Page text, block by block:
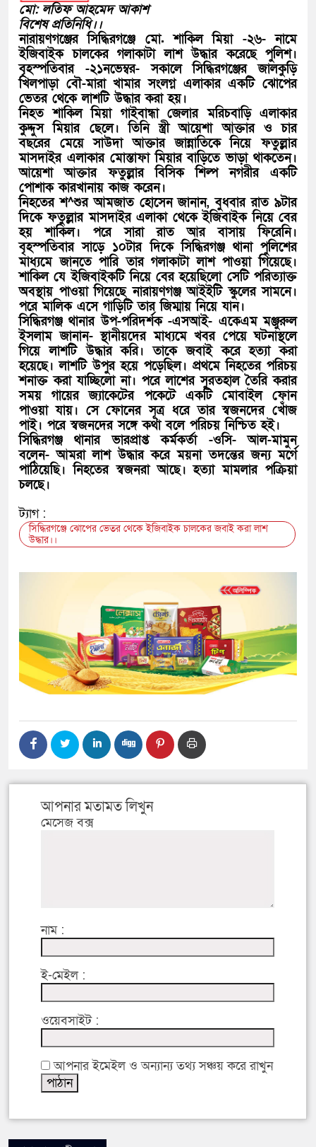
মো: লতিফ আহমেদ আকাশ
বিশেষ প্রতিনিধি।।
নারায়ণগঞ্জের সিদ্ধিরগঞ্জে মো. শাকিল মিয়া -২৬- নামে
ইজিবাইক চালকের গলাকাটা লাশ উদ্ধার করেছে পুলিশ।
বৃহস্পতিবার -২১নভেম্বর- সকালে সিদ্ধিরগঞ্জের জালকুড়ি
খিলপাড়া বৌ-মারা খামার সংলগ্ন এলাকার একটি ঝোপের
ভেতর থেকে লাশটি উদ্ধার করা হয়।
নিহত শাকিল মিয়া গাইবান্ধা জেলার মরিচবাড়ি এলাকার
কুদ্দুস মিয়ার ছেলে। তিনি স্ত্রী আয়েশা আক্তার ও চার
বছরের মেয়ে সাউদা আক্তার জান্নাতিকে নিয়ে ফতুল্লার
মাসদাইর এলাকার মোস্তাফা মিয়ার বাড়িতে ভাড়া থাকতেন।
আয়েশা আক্তার ফতুল্লার বিসিক শিল্প নগরীর একটি
পোশাক কারখানায় কাজ করেন।
নিহতের শ^শুর আমজাত হোসেন জানান, বুধবার রাত ৯টার
দিকে ফতুল্লার মাসদাইর এলাকা থেকে ইজিবাইক নিয়ে বের
হয় শাকিল। পরে সারা রাত আর বাসায় ফিরেনি।
বৃহস্পতিবার সাড়ে ১০টার দিকে সিদ্ধিরগঞ্জ থানা পুলিশের
মাধ্যমে জানতে পারি তার গলাকাটা লাশ পাওয়া গিয়েছে।
শাকিল যে ইজিবাইকটি নিয়ে বের হয়েছিলো সেটি পরিত্যাক্ত
অবস্থায় পাওয়া গিয়েছে নারায়ণগঞ্জ আইইটি স্কুলের সামনে।
পরে মালিক এসে গাড়িটি তার জিম্মায় নিয়ে যান।
সিদ্ধিরগঞ্জ থানার উপ-পরিদর্শক -এসআই- একেএম মঞ্জুরুল
ইসলাম জানান- স্থানীয়দের মাধ্যমে খবর পেয়ে ঘটনাস্থলে
গিয়ে লাশটি উদ্ধার করি। তাকে জবাই করে হত্যা করা
হয়েছে। লাশটি উপুর হয়ে পড়েছিল। প্রথমে নিহতের পরিচয়
শনাক্ত করা যাচ্ছিলো না। পরে লাশের সুরতহাল তৈরি করার
সময় গায়ের জ্যাকেটের পকেটে একটি মোবাইল ফোন
পাওয়া যায়। সে ফোনের সূত্র ধরে তার স্বজনদের খোঁজ
পাই। পরে স্বজনদের সঙ্গে কথা বলে পরিচয় নিশ্চিত হই।
সিদ্ধিরগঞ্জ থানার ভারপ্রাপ্ত কর্মকর্তা -ওসি- আল-মামুন
বলেন- আমরা লাশ উদ্ধার করে ময়না তদন্তের জন্য মর্গে
পাঠিয়েছি। নিহতের স্বজনরা আছে। হত্যা মামলার পক্রিয়া
চলছে।
ট্যাগ :
সিদ্ধিরগঞ্জে ঝোপের ভেতর থেকে ইজিবাইক চালকের জবাই করা লাশ
উদ্ধার।।
আপনার মতামত লিখুন
মেসেজ বক্স
নাম :
ই-মেইল :
ওয়েবসাইট :
আপনার ইমেইল ও অন্যান্য তথ্য সঞ্চয় করে রাখুন